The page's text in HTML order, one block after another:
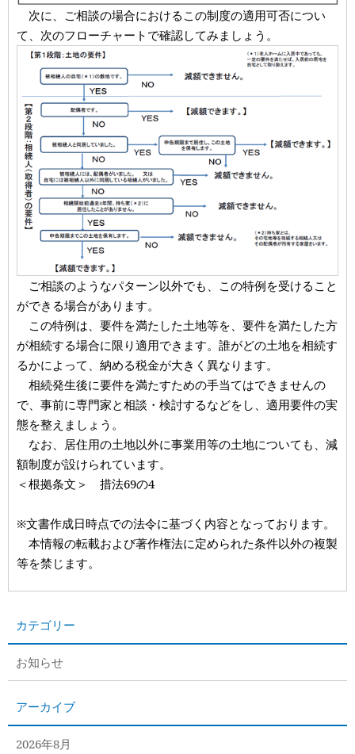
次に、ご相談の場合におけるこの制度の適用可否につい
て、次のフローチャートで確認してみましょう。
ご相談のようなパターン以外でも、この特例を受けること
ができる場合があります。
この特例は、要件を満たした土地等を、要件を満たした方
が相続する場合に限り適用できます。誰がどの土地を相続す
るかによって、納める税金が大きく異なります。
相続発生後に要件を満たすための手当てはできませんの
で、事前に専門家と相談・検討するなどをし、適用要件の実
態を整えましょう。
なお、居住用の土地以外に事業用等の土地についても、減
額制度が設けられています。
＜根拠条文＞ 措法69の4
※文書作成日時点での法令に基づく内容となっております。
本情報の転載および著作権法に定められた条件以外の複製
等を禁じます。
カテゴリー
お知らせ
アーカイブ
2026年8月